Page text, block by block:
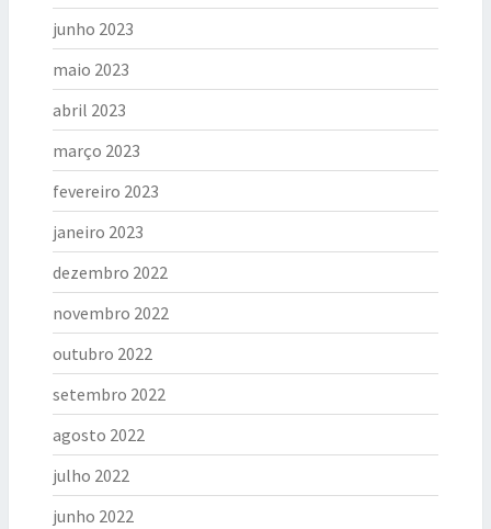
junho 2023
maio 2023
abril 2023
março 2023
fevereiro 2023
janeiro 2023
dezembro 2022
novembro 2022
outubro 2022
setembro 2022
agosto 2022
julho 2022
junho 2022